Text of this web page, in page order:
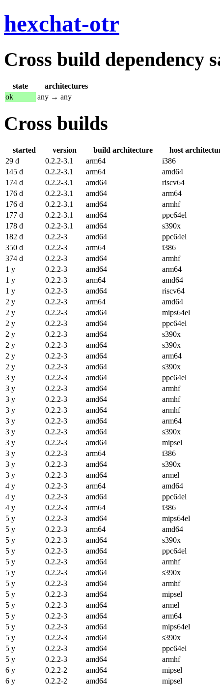
hexchat-otr
Cross build dependency
state
architectures
ok
any → any
Cross builds
started version build architecture
host
29 d
0.2.2-3.1 arm64
i386
145 d
0.2.2-3.1 arm64
amd64
174 d
0.2.2-3.1 amd64
riscv64
176 d
0.2.2-3.1 amd64
arm64
176 d
0.2.2-3.1 amd64
armhf
177 d
0.2.2-3.1 amd64
ppc64el
178 d
0.2.2-3.1 amd64
s390x
182 d
0.2.2-3 amd64
ppc64el
350 d
0.2.2-3 arm64
i386
374 d
0.2.2-3 amd64
armhf
1 y
0.2.2-3 amd64
arm64
1 y
0.2.2-3 arm64
amd64
1 y
0.2.2-3 amd64
riscv64
2 y
0.2.2-3 arm64
amd64
2 y
0.2.2-3 amd64
mips64el
2 y
0.2.2-3 amd64
ppc64el
2 y
0.2.2-3 amd64
s390x
2 y
0.2.2-3 amd64
s390x
2 y
0.2.2-3 amd64
arm64
2 y
0.2.2-3 amd64
s390x
3 y
0.2.2-3 amd64
ppc64el
3 y
0.2.2-3 amd64
armhf
3 y
0.2.2-3 amd64
armhf
3 y
0.2.2-3 amd64
armhf
3 y
0.2.2-3 amd64
arm64
3 y
0.2.2-3 amd64
s390x
3 y
0.2.2-3 amd64
mipsel
3 y
0.2.2-3 arm64
i386
3 y
0.2.2-3 amd64
s390x
3 y
0.2.2-3 amd64
armel
4 y
0.2.2-3 arm64
amd64
4 y
0.2.2-3 amd64
ppc64el
4 y
0.2.2-3 arm64
i386
5 y
0.2.2-3 amd64
mips64el
5 y
0.2.2-3 arm64
amd64
5 y
0.2.2-3 amd64
s390x
5 y
0.2.2-3 amd64
ppc64el
5 y
0.2.2-3 amd64
armhf
5 y
0.2.2-3 amd64
s390x
5 y
0.2.2-3 amd64
armhf
5 y
0.2.2-3 amd64
mipsel
5 y
0.2.2-3 amd64
armel
5 y
0.2.2-3 amd64
arm64
5 y
0.2.2-3 amd64
mips64el
5 y
0.2.2-3 amd64
s390x
5 y
0.2.2-3 amd64
ppc64el
5 y
0.2.2-3 amd64
armhf
6 y
0.2.2-2 amd64
mipsel
6 y
0.2.2-2 amd64
mipsel